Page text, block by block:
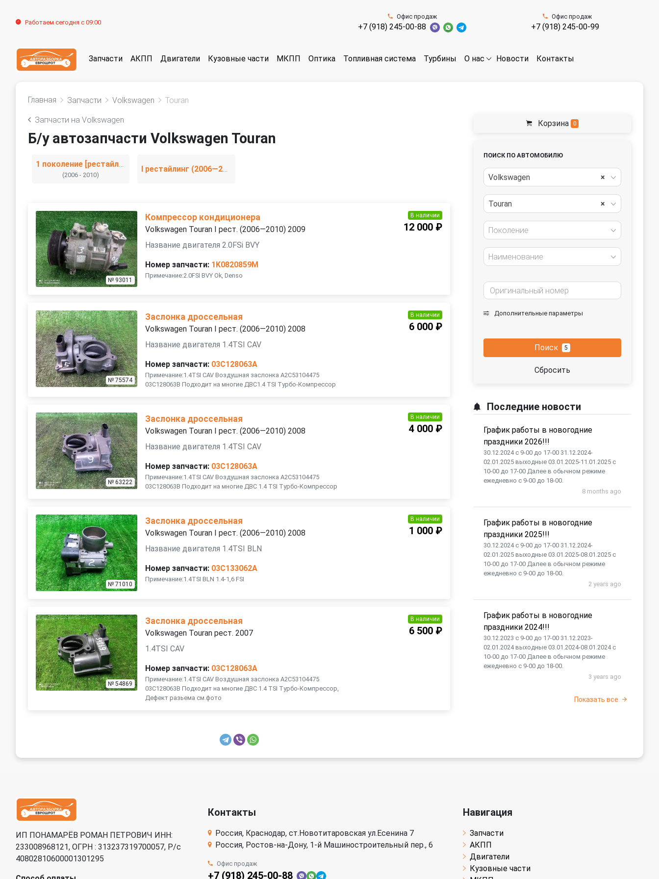
Работаем сегодня с 09:00
Офис продаж
+7 (918) 245-00-88
Офис продаж
+7 (918) 245-00-99
Запчасти АКПП Двигатели Кузовные части МКПП Оптика Топливная система Турбины О нас Новости Контакты
Главная Запчасти Volkswagen Touran
Запчасти на Volkswagen
Б/у автозапчасти Volkswagen Touran
1 поколение [рестайлинг]
(2006 - 2010)
I рестайлинг (2006—2010)
№ 93011
Компрессор кондиционера
Volkswagen Touran I рест. (2006—2010) 2009
Название двигателя 2.0FSi BVY
Номер запчасти: 1K0820859M
Примечание:2.0FSI BVY Ok, Denso
В наличии
12 000 ₽
№ 75574
Заслонка дроссельная
Volkswagen Touran I рест. (2006—2010) 2008
Название двигателя 1.4TSI CAV
Номер запчасти: 03C128063A
Примечание:1.4TSI CAV Воздушная заслонка A2C53104475
03C128063B Подходит на многие ДВС1.4 TSI Турбо-Компрессор
В наличии
6 000 ₽
№ 63222
Заслонка дроссельная
Volkswagen Touran I рест. (2006—2010) 2008
Название двигателя 1.4TSI CAV
Номер запчасти: 03C128063A
Примечание:1.4TSI CAV Воздушная заслонка A2C53104475
03C128063B Подходит на многие ДВС 1.4 TSI Турбо-Компрессор
В наличии
4 000 ₽
№ 71010
Заслонка дроссельная
Volkswagen Touran I рест. (2006—2010) 2008
Название двигателя 1.4TSI BLN
Номер запчасти: 03C133062A
Примечание:1.4TSI BLN 1.4-1,6 FSI
В наличии
1 000 ₽
№ 54869
Заслонка дроссельная
Volkswagen Touran рест. 2007
1.4TSI CAV
Номер запчасти: 03C128063A
Примечание:1.4TSI CAV Воздушная заслонка A2C53104475
03C128063B Подходит на многие ДВС 1.4 TSI Турбо-Компрессор,
Дефект разьема см.фото
В наличии
6 500 ₽
Корзина 0
ПОИСК ПО АВТОМОБИЛЮ
×
Volkswagen
×
Touran
Поколение
Наименование
Дополнительные параметры
Поиск 5
Сбросить
Последние новости
График работы в новогодние
праздники 2026!!!
30.12.2024 с 9-00 до 17-00 31.12.2024-
02.01.2025 выходные 03.01.2025-11.01.2025 с
10-00 до 17-00 Далее в обычном режиме
ежедневно с 9-00 до 18-00.
8 months ago
График работы в новогодние
праздники 2025!!!
30.12.2024 с 9-00 до 17-00 31.12.2024-
02.01.2025 выходные 03.01.2025-08.01.2025 с
10-00 до 17-00 Далее в обычном режиме
ежедневно с 9-00 до 18-00.
2 years ago
График работы в новогодние
праздники 2024!!!
30.12.2023 с 9-00 до 17-00 31.12.2023-
02.01.2024 выходные 03.01.2024-08.01.2024 с
10-00 до 17-00 Далее в обычном режиме
ежедневно с 9-00 до 18-00.
3 years ago
Показать все
ИП ПОНАМАРЁВ РОМАН ПЕТРОВИЧ ИНН:
233008968121, ОГРН : 313237319700057, Р/c
40802810600001301295
Контакты
Россия, Краснодар, ст.Новотитаровская ул.Есенина 7
Россия, Ростов-на-Дону, 1-й Машиностроительный пер., 6
Офис продаж
+7 (918) 245-00-88
Навигация
Запчасти
АКПП
Двигатели
Кузовные части